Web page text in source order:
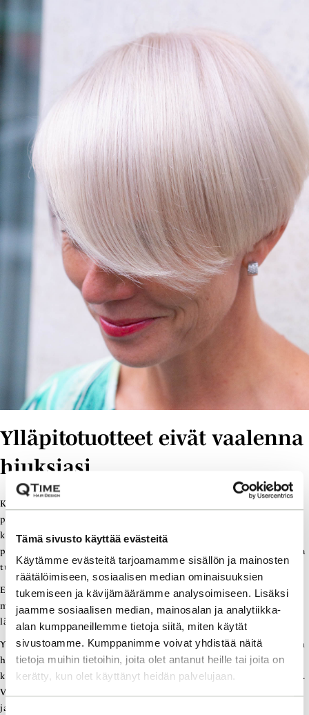
Tämä sivusto käyttää evästeitä
Käytämme evästeitä tarjoamamme sisällön ja mainosten
räätälöimiseen, sosiaalisen median ominaisuuksien
tukemiseen ja kävijämäärämme analysoimiseen. Lisäksi
jaamme sosiaalisen median, mainosalan ja analytiikka-
alan kumppaneillemme tietoja siitä, miten käytät
sivustoamme. Kumppanimme voivat yhdistää näitä
tietoja muihin tietoihin, joita olet antanut heille tai joita on
kerätty, kun olet käyttänyt heidän palvelujaan.
Ylläpitotuotteet eivät vaalenna
hiuksiasi
Kampaajakäyntisi jälkeen vaaleat hiuksesi ovat
parhaimmillaan kiiltävät ja kirkkaat. Oikeanlaisilla
kotihoitotuotteilla hiustesi värin yleisilme voidaankin saada pysymään
parhaana kotioloissakin. Taas vääränlaisilla tuotteilla hiuksistasi saattaa
tulla esimerkiksi sameat ja mattaset.
Et voi kuitenkaan vaalentaa hiuksiasi kotona ylläpitotuotteilla siitä
mitä ne ovat. Kotihoitotuotteet taittavat hiustesi sävyä viileään tai
lämpimään riippuen tuotteen sävystä.
Yllättävän usein luullaan, että hopeashampoo toimii kaikkiin vaaleisiin
hiuksiin ja vaalentaa hiusta entisestään. Hoitotuotteita on
kuitenkin runsaasti erilaisia kuten suihkeita, shampoita ja hoitoaineita.
Vaalennuksen tehnyt kampaajasi opastaa sinulle sopivimmat tuotteet
ja näin et joudu freesaamaan hiuksiasi useammin, mikä on tarpeellista.